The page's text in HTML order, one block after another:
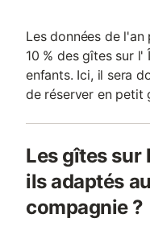
Les données de
10 % des gîtes sur
enfants. Ici, il sera
de réserver en petit
Les gîtes sur
ils adaptés
compagnie ?